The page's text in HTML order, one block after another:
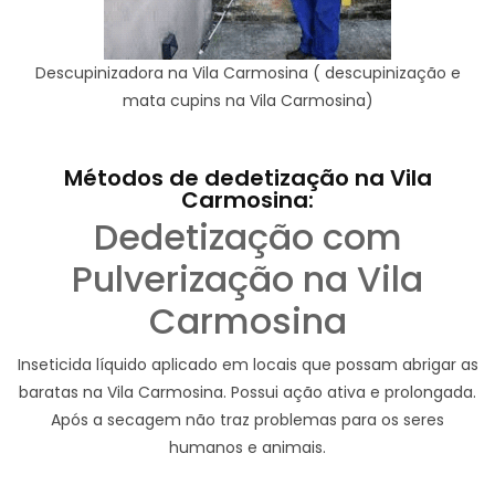
Descupinizadora na Vila Carmosina ( descupinização e
mata cupins na Vila Carmosina)
Métodos de dedetização na Vila
Carmosina:
Dedetização com
Pulverização na Vila
Carmosina
Inseticida líquido aplicado em locais que possam abrigar as
baratas na Vila Carmosina. Possui ação ativa e prolongada.
Após a secagem não traz problemas para os seres
humanos e animais.